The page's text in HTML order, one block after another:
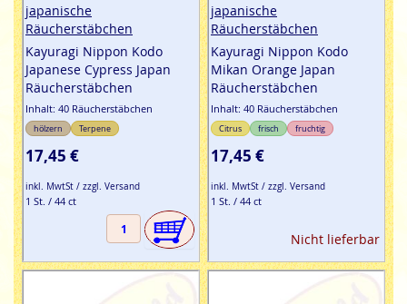
japanische
Räucherstäbchen
Kayuragi Nippon Kodo
Japanese Cypress Japan
Räucherstäbchen
Inhalt: 40 Räucherstäbchen
hölzern Terpene
17,45 €
inkl. MwtSt / zzgl. Versand
1 St. / 44 ct
japanische
Räucherstäbchen
Kayuragi Nippon Kodo
Mikan Orange Japan
Räucherstäbchen
Inhalt: 40 Räucherstäbchen
Citrus frisch fruchtig
17,45 €
inkl. MwtSt / zzgl. Versand
1 St. / 44 ct
Nicht lieferbar